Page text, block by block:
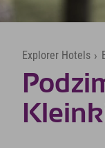
Explorer Hotels ›